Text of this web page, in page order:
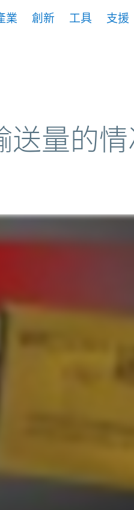
業 創新 工具 支援
量的